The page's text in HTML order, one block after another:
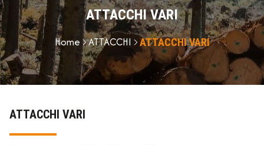
ATTACCHI VARI
Home ATTACCHI ATTACCHI VARI
ATTACCHI VARI